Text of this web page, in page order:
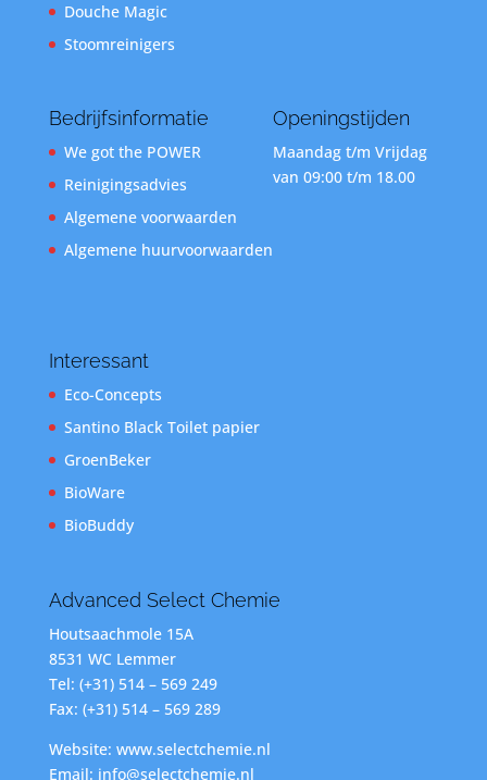
Douche Magic
Stoomreinigers
Bedrijfsinformatie
We got the POWER
Reinigingsadvies
Algemene voorwaarden
Algemene huurvoorwaarden
Openingstijden
Maandag t/m Vrijdag
van 09:00 t/m 18.00
Interessant
Eco-Concepts
Santino Black Toilet papier
GroenBeker
BioWare
BioBuddy
Advanced Select Chemie
Houtsaachmole 15A
8531 WC Lemmer
Tel: (+31) 514 – 569 249
Fax: (+31) 514 – 569 289
Website: www.selectchemie.nl
Email: info@selectchemie.nl